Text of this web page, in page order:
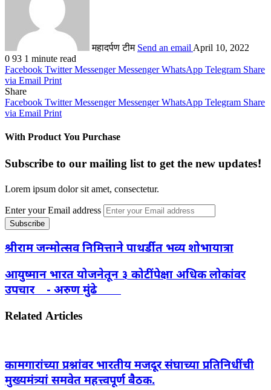
महादर्पण टीम Send an email April 10, 2022
0 93 1 minute read
Facebook Twitter Messenger Messenger WhatsApp Telegram Share
via Email Print
Share
Facebook Twitter Messenger Messenger WhatsApp Telegram Share
via Email Print
With Product You Purchase
Subscribe to our mailing list to get the new updates!
Lorem ipsum dolor sit amet, consectetur.
Enter your Email address
श्रीराम जन्मोत्सव निमित्ताने पाथर्डीत भव्य शोभायात्रा
आयुष्मान भारत योजनेतून ३ कोटींपेक्षा अधिक लोकांवर
उपचार - अरुण मुंढे
Related Articles
कामगारांच्या प्रश्नांवर भारतीय मजदूर संघाच्या प्रतिनिधींची
मुख्यमंत्र्यां समवेत महत्त्वपूर्ण बैठक.